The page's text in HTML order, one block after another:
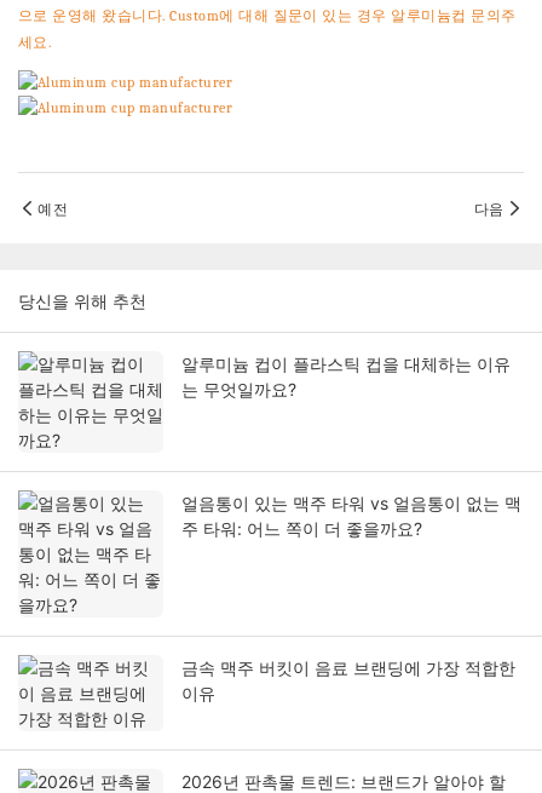
으로 운영해 왔습니다. Custom에 대해 질문이 있는 경우 알루미늄컵 문의주
세요.
예전 다음
당신을 위해 추천
알루미늄 컵이 플라스틱 컵을 대체하는 이유
는 무엇일까요?
얼음통이 있는 맥주 타워 vs 얼음통이 없는 맥
주 타워: 어느 쪽이 더 좋을까요?
금속 맥주 버킷이 음료 브랜딩에 가장 적합한
이유
2026년 판촉물 트렌드: 브랜드가 알아야 할